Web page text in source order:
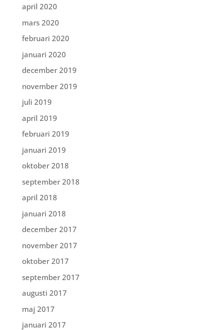
april 2020
mars 2020
februari 2020
januari 2020
december 2019
november 2019
juli 2019
april 2019
februari 2019
januari 2019
oktober 2018
september 2018
april 2018
januari 2018
december 2017
november 2017
oktober 2017
september 2017
augusti 2017
maj 2017
januari 2017